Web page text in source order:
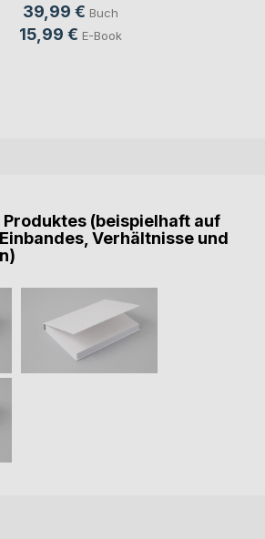
39,99 € Buch
15,99 € E-Book
(beispielhaft auf
Verhältnisse und